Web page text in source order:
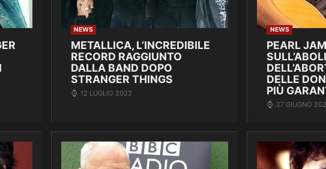
NEWS
METALLICA, L’INCREDIBILE
RECORD RAGGIUNTO
DALLA BAND DOPO
STRANGER THINGS
12 LUGLIO 2022
NEWS
PEARL JAM
DELLE
PIÙ
27 GIUGNO